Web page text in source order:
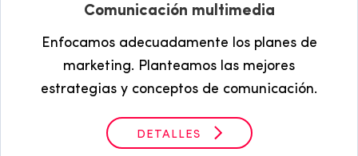
Comunicación multimedia
Enfocamos adecuadamente los planes de
marketing. Planteamos las mejores
estrategias y conceptos de comunicación.
DETALLES